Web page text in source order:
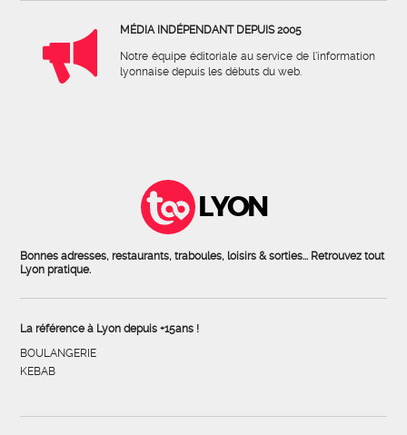
MÉDIA INDÉPENDANT DEPUIS 2005
Notre équipe éditoriale au service de l'information
lyonnaise depuis les débuts du web.
LYON
Bonnes adresses, restaurants, traboules, loisirs & sorties... Retrouvez tout
Lyon pratique.
La référence à Lyon depuis +15ans !
BOULANGERIE
KEBAB